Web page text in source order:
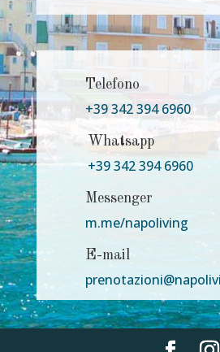
Telefono
+39 342 394 6960
Whatsapp
+39 342 394 6960
Messenger
m.me/napoliving
E-mail